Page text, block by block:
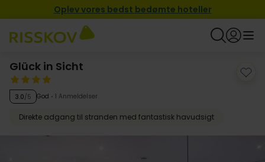
Oplev vores bedst bedømte hoteller
Glück in Sicht
3.0/5 God 1 Anmeldelser
Direkte adgang til stranden med fantastisk havudsigt